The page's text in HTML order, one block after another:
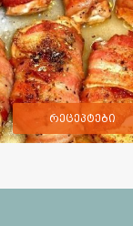
რეცეპტები